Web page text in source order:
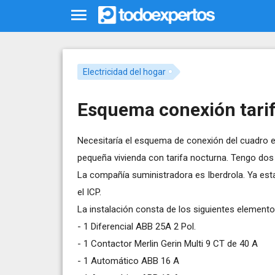
Electricidad del hogar
Esquema conexión
Necesitaría el esquema de conexión del cuadro
pequeña vivienda con tarifa nocturna. Tengo
La compañía suministradora es Iberdrola. Ya
el ICP.
La instalación consta de los siguientes
- 1 Diferencial ABB 25A 2 Pol.
- 1 Contactor Merlin Gerin Multi 9 CT de 40 A
- 1 Automático ABB 16 A